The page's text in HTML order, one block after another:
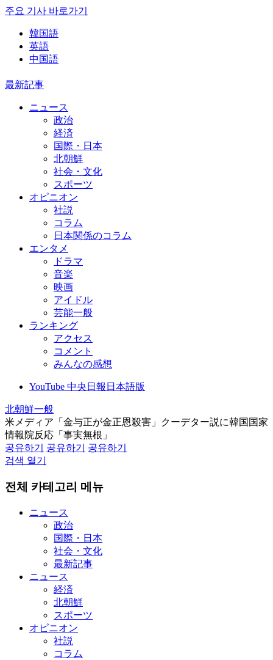
주요 기사 바로가기
韓国語
英語
中国語
最新記事
ニュース
政治
経済
国際・日本
北朝鮮
社会・文化
スポーツ
オピニオン
社説
コラム
日本関係のコラム
エンタメ
ドラマ
音楽
映画
アイドル
芸能一般
ランキング
アクセス
コメント
みんなの感想
YouTube 中央日報日本語版
北朝鮮一般
米メディア「金与正が金正恩殺害」クーデター説に韓国国家
情報院反応「事実無根」
공유하기
공유하기
공유하기
검색 열기
전체 카테고리 메뉴
ニュース
政治
国際・日本
社会・文化
最新記事
ニュース
経済
北朝鮮
スポーツ
オピニオン
社説
コラム